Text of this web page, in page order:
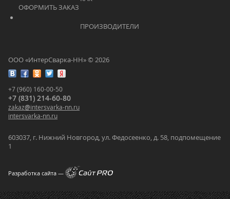
ООО «ИнтерСварка-НН» © 2026
+7 (960) 160-00-50
+7 (831) 214-60-80
zakaz@intersvarka-nn.ru
intersvarka-nn.ru
603037, г. Нижний Новгород, ул. Федосеенко, д. 58, подпомещение
1
Разработка сайта —